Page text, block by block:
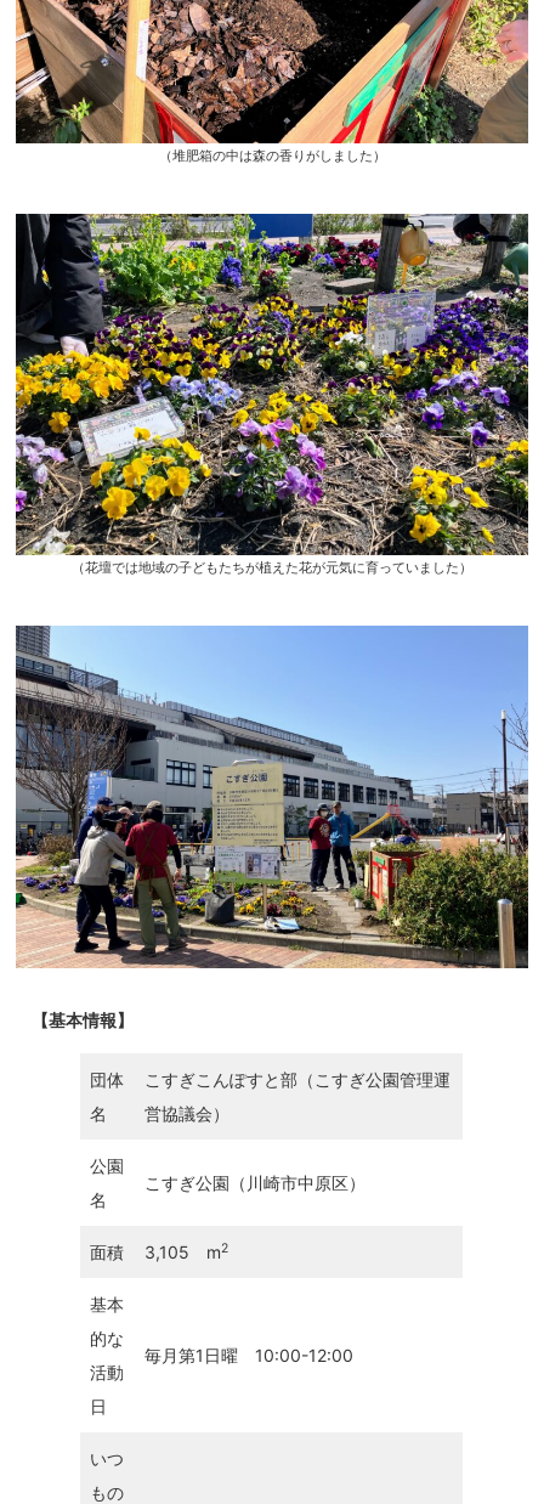
（堆肥箱の中は森の香りがしました）
（花壇では地域の子どもたちが植えた花が元気に育っていました）
【基本情報】
団体
名
こすぎこんぽすと部（こすぎ公園管理運
営協議会）
公園
名
こすぎ公園（川崎市中原区）
面積 3,105 m2
基本
的な
活動
日
毎月第1日曜 10:00-12:00
いつ
もの